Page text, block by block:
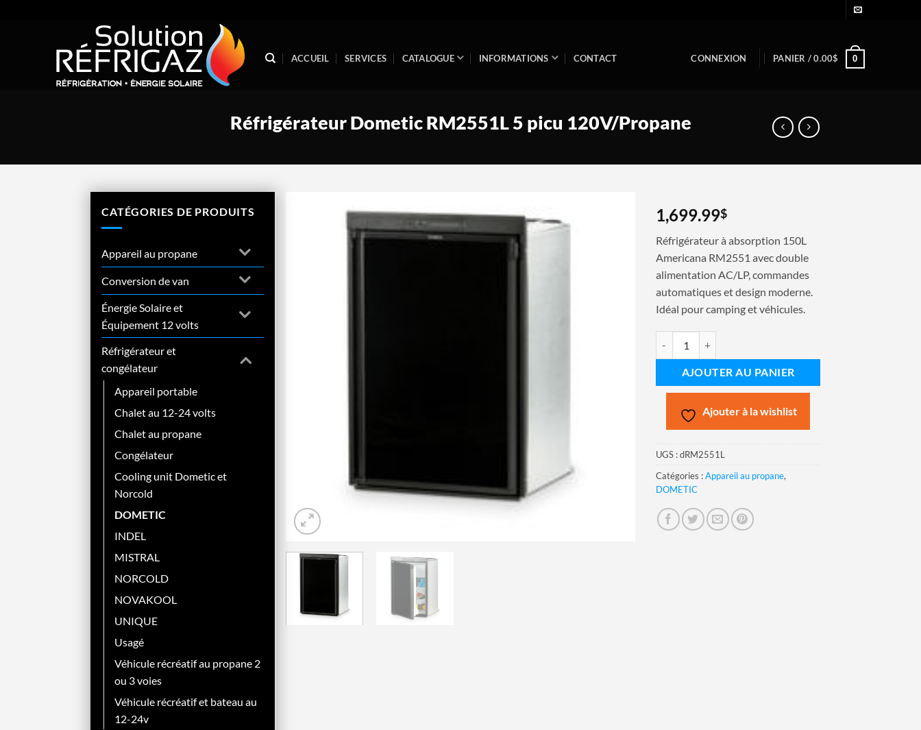
ACCUEIL SERVICES CATALOGUE INFORMATIONS CONTACT CONNEXION PANIER /0.00$ 0
Réfrigérateur Dometic RM2551L 5 picu 120V/Propane
1,699.99$
Réfrigérateur à absorption 150L
Americana RM2551 avec double
alimentation AC/LP, commandes
automatiques et design moderne.
Idéal pour camping et véhicules.
AJOUTER AU PANIER
Ajouter à la wishlist
UGS :dRM2551L
Catégories :Appareil au propane,
DOMETIC
CATÉGORIES DE PRODUITS
Appareil au propane
Conversion de van
Énergie Solaire et
Équipement 12 volts
Réfrigérateur et
congélateur
Appareil portable
Chalet au 12-24 volts
Chalet au propane
Congélateur
Cooling unit Dometic et
Norcold
DOMETIC
INDEL
MISTRAL
NORCOLD
NOVAKOOL
UNIQUE
Usagé
Véhicule récréatif au propane 2
ou 3 voies
Véhicule récréatif et bateau au
12-24v